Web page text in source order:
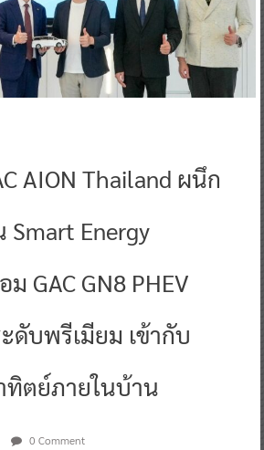
AION Thailand ผนึก
Smart Energy
ม GAC GN8 PHEV
ดับพรีเมียม เข้ากับ
ทิตย์ภายในบ้าน
0 Comment